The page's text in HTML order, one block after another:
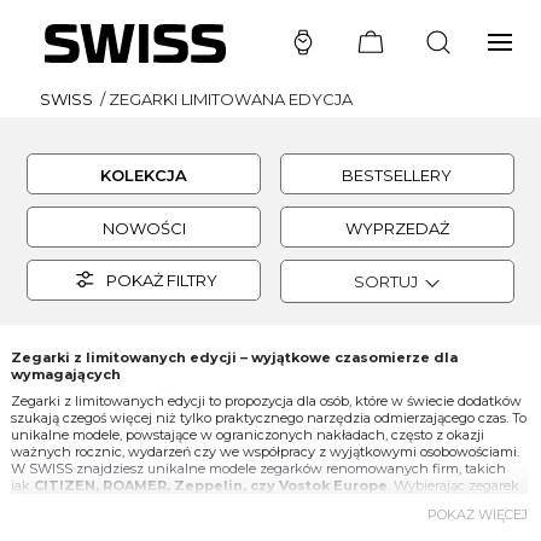
SWISS /ZEGARKI LIMITOWANA EDYCJA
KOLEKCJA BESTSELLERY
NOWOŚCI WYPRZEDAŻ
POKAŻ FILTRY SORTUJ
Zegarki z limitowanych edycji – wyjątkowe czasomierze dla
wymagających
Zegarki z limitowanych edycji to propozycja dla osób, które w świecie dodatków
szukają czegoś więcej niż tylko praktycznego narzędzia odmierzającego czas. To
unikalne modele, powstające w ograniczonych nakładach, często z okazji
ważnych rocznic, wydarzeń czy we współpracy z wyjątkowymi osobowościami.
W SWISS znajdziesz unikalne modele zegarków renomowanych firm, takich
jak CITIZEN, ROAMER, Zeppelin, czy Vostok Europe . Wybierając zegarek
POKAŻ WIĘCEJ